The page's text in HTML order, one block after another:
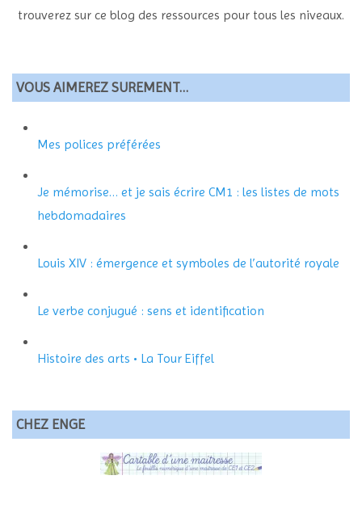
trouverez sur ce blog des ressources pour tous les niveaux.
VOUS AIMEREZ SUREMENT…
Mes polices préférées
Je mémorise… et je sais écrire CM1 : les listes de mots
hebdomadaires
Louis XIV : émergence et symboles de l’autorité royale
Le verbe conjugué : sens et identification
Histoire des arts • La Tour Eiffel
CHEZ ENGE